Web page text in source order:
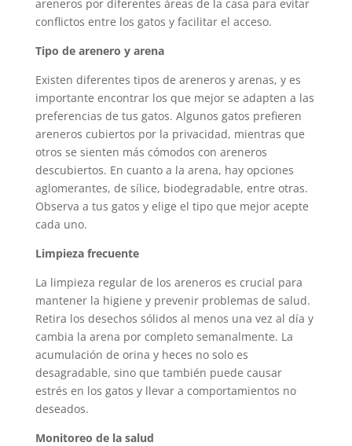
areneros por diferentes áreas de la casa para evitar
conflictos entre los gatos y facilitar el acceso.
Tipo de arenero y arena
Existen diferentes tipos de areneros y arenas, y es
importante encontrar los que mejor se adapten a las
preferencias de tus gatos. Algunos gatos prefieren
areneros cubiertos por la privacidad, mientras que
otros se sienten más cómodos con areneros
descubiertos. En cuanto a la arena, hay opciones
aglomerantes, de sílice, biodegradable, entre otras.
Observa a tus gatos y elige el tipo que mejor acepte
cada uno.
Limpieza frecuente
La limpieza regular de los areneros es crucial para
mantener la higiene y prevenir problemas de salud.
Retira los desechos sólidos al menos una vez al día y
cambia la arena por completo semanalmente. La
acumulación de orina y heces no solo es
desagradable, sino que también puede causar
estrés en los gatos y llevar a comportamientos no
deseados.
Monitoreo de la salud